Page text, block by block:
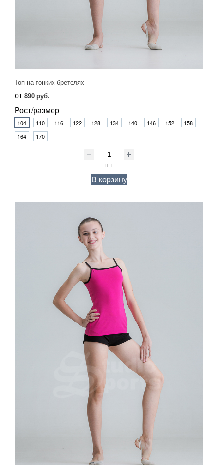
Топ на тонких бретелях
от 890 руб.
Рост/размер
104 110 116 122 128 134 140 146 152
158
164
170
шт
В корзину